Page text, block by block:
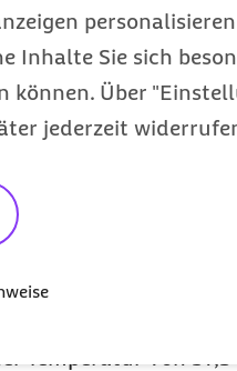
Inhalte Sie sich
können. Über
jederzeit
Beispiel durch
wirksam zu
Bakterien und Viren
und können so
bei Fieber viele
zusätzlich aktiviert.
man